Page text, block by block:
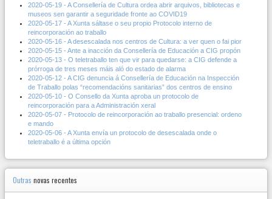
2020-05-19 - A Consellería de Cultura ordea abrir arquivos, bibliotecas e
museos sen garantir a seguridade fronte ao COVID19
2020-05-17 - A Xunta sáltase o seu propio Protocolo interno de
reincorporación ao traballo
2020-05-16 - A desescalada nos centros de Cultura: a ver quen o fai pior
2020-05-15 - Ante a inacción da Consellería de Educación a CIG propón
2020-05-13 - O teletraballo ten que vir para quedarse: a CIG defende a
prórroga de tres meses máis aló do estado de alarma
2020-05-12 - A CIG denuncia á Consellería de Educación na Inspección
de Traballo polas “recomendacións sanitarias” dos centros de ensino
2020-05-10 - O Consello da Xunta aproba un protocolo de
reincorporación para a Administración xeral
2020-05-07 - Protocolo de reincorporación ao traballo presencial: ordeno
e mando
2020-05-06 - A Xunta envía un protocolo de desescalada onde o
teletraballo é a última opción
Outras novas recentes